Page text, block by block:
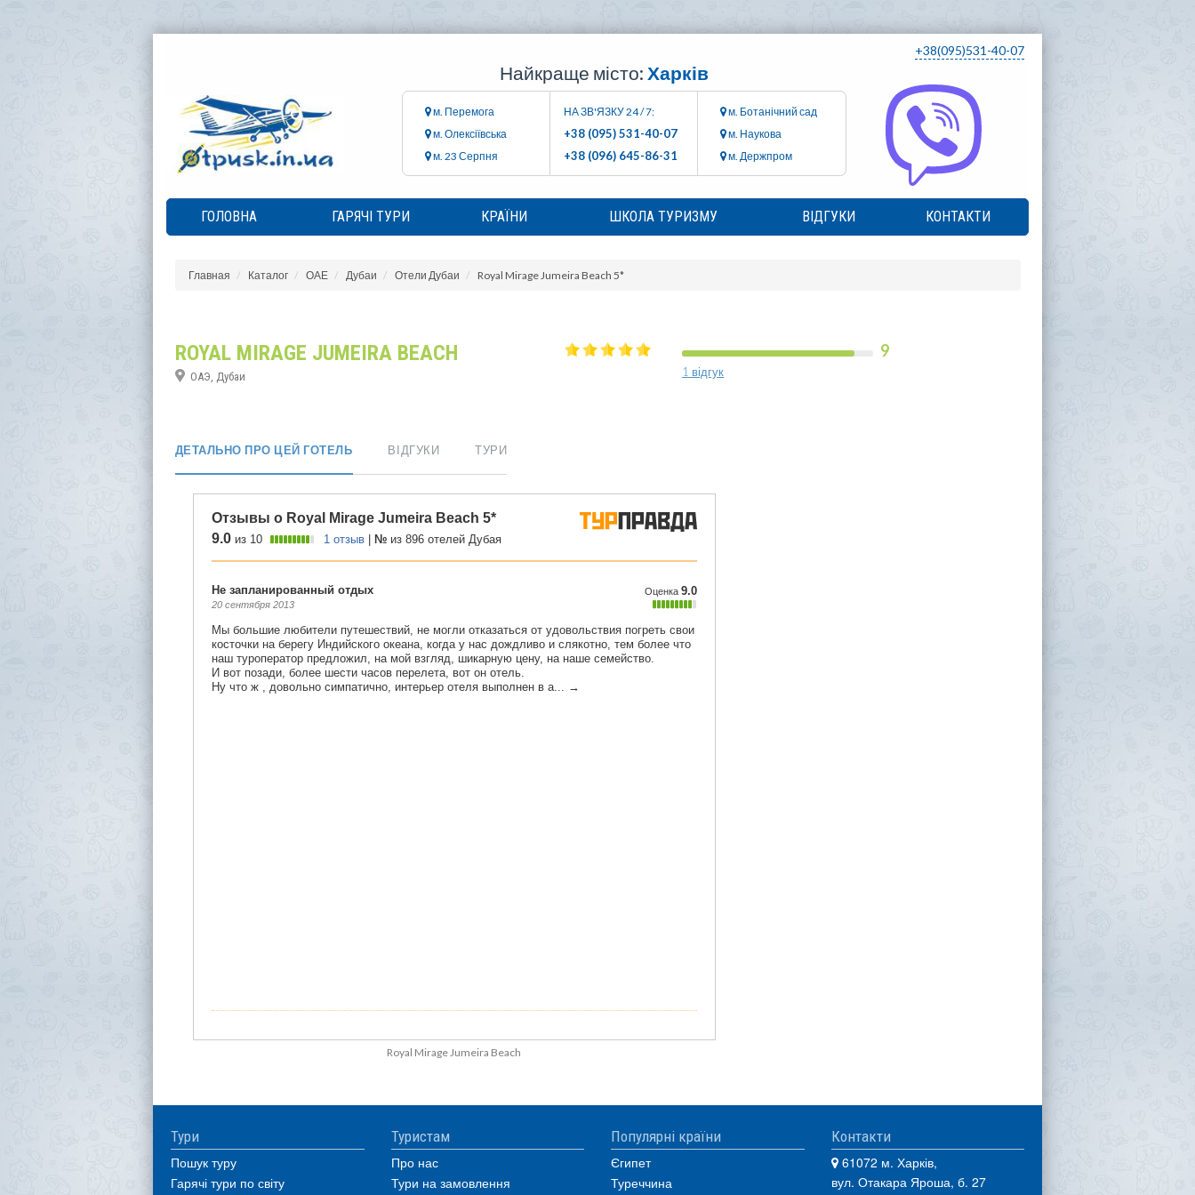
+38(095)531-40-07
Найкраще місто: Харків
м. Перемога
м. Олексіївська
м. 23 Серпня
НА ЗВ'ЯЗКУ 24 / 7:
+38 (095) 531-40-07
+38 (096) 645-86-31
м. Ботанічний сад
м. Наукова
м. Держпром
ГОЛОВНА ГАРЯЧІ ТУРИ КРАЇНИ ШКОЛА ТУРИЗМУ ВІДГУКИ КОНТАКТИ
Главная Каталог ОАЕ Дубаи Отели Дубаи Royal Mirage Jumeira Beach 5*
ROYAL MIRAGE JUMEIRA BEACH
ОАЭ, Дубаи
9
1 відгук
ДЕТАЛЬНО ПРО ЦЕЙ ГОТЕЛЬ ВІДГУКИ ТУРИ
Royal Mirage Jumeira Beach
Тури
Пошук туру
Гарячі тури по світу
Туристам
Про нас
Тури на замовлення
Популярні країни
Єгипет
Туреччина
Контакти
61072 м. Харків,
вул. Отакара Яроша, б. 27